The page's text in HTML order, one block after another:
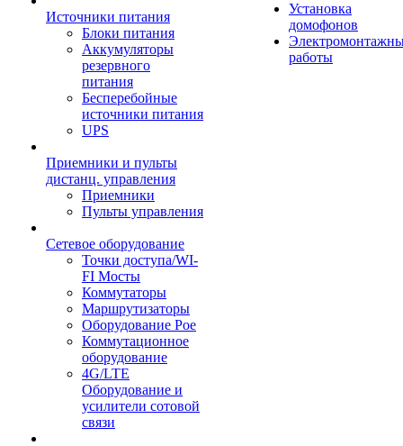
Источники питания
Блоки питания
Аккумуляторы
резервного
питания
Бесперебойные
источники питания
UPS
Приемники и пульты
дистанц. управления
Приемники
Пульты управления
Сетевое оборудование
Точки доступа/WI-
FI Мосты
Коммутаторы
Маршрутизаторы
Оборудование Poe
Коммутационное
оборудование
4G/LTE
Оборудование и
усилители сотовой
связи
Установка
домофонов
работы